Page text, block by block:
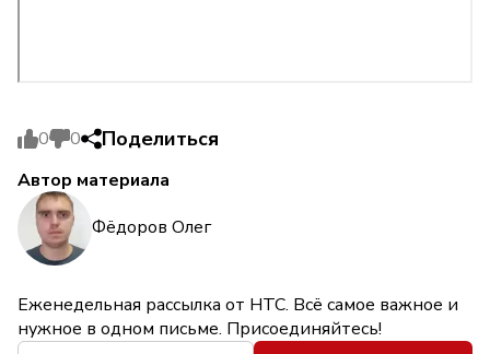
0 0 Поделиться
Автор материала
Фёдоров Олег
Еженедельная рассылка от НТС. Всё самое важное и
нужное в одном письме. Присоединяйтесь!